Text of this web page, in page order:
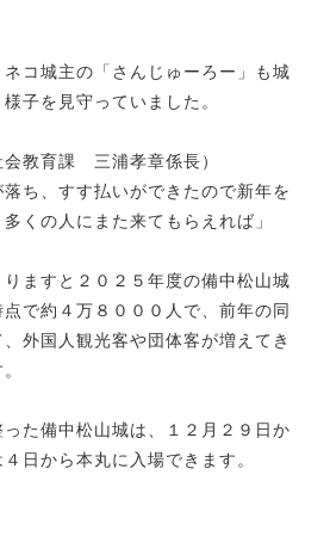
コ城主の「さんじゅーろー」も城
子を見守っていました。
会教育課 三浦孝章係長）
落ち、すす払いができたので新年を
くの人にまた来てもらえれば」
ますと２０２５年度の備中松山城
で約４万８０００人で、前年の同
外国人観光客や団体客が増えてき
た備中松山城は、１２月２９日か
日から本丸に入場できます。